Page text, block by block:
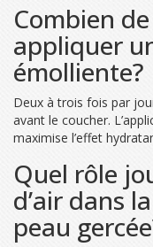
Combien
appliquer
émolliente?
Deux à trois fois par
avant le coucher.
maximise l’effet
Quel rôle
d’air dans
peau